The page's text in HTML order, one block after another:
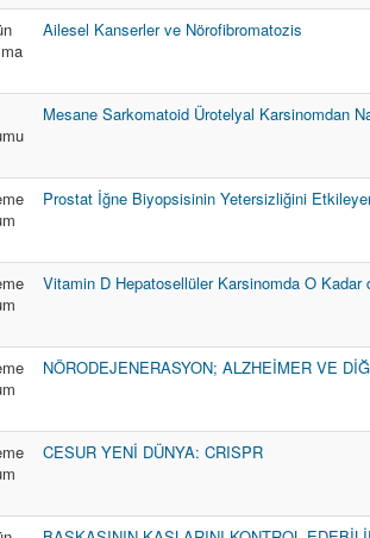
Ailesel Kanserler ve Nörofibromatozis
Mesane Sarkomatoid Ürotelyal Karsinomdan
Prostat İğne Biyopsisinin Yetersizliğini
Vitamin D Hepatosellüler Karsinomda O Kadar
NÖRODEJENERASYON; ALZHEİMER VE
CESUR YENİ DÜNYA: CRISPR